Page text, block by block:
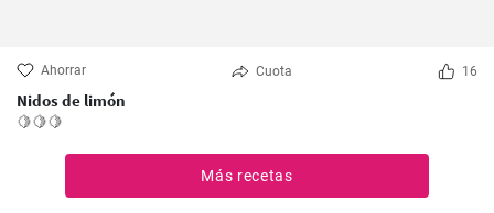
Ahorrar Cuota 16
Nidos de limón
🍋🍋🍋
Más recetas